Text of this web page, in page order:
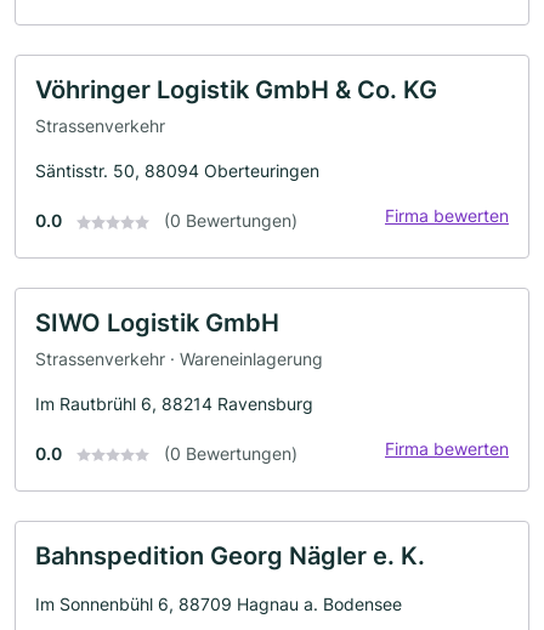
Vöhringer Logistik GmbH & Co. KG
Strassenverkehr
Säntisstr. 50, 88094 Oberteuringen
0.0 (0 Bewertungen) Firma bewerten
SIWO Logistik GmbH
Strassenverkehr · Wareneinlagerung
Im Rautbrühl 6, 88214 Ravensburg
0.0 (0 Bewertungen) Firma bewerten
Bahnspedition Georg Nägler e. K.
Im Sonnenbühl 6, 88709 Hagnau a. Bodensee